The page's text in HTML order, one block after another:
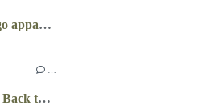
| Match Déco | Frigo apparent ou frigo intégré ?
*Home Challenge* Back to school